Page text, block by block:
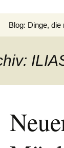
Blog: Dinge,